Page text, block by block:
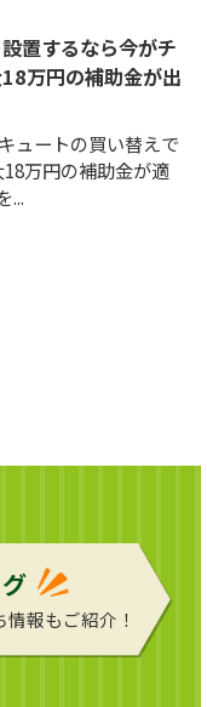
置するなら今がチ
万円の補助金が出
ュートの買い替えで
万円の補助金が適
...
報もご紹介！